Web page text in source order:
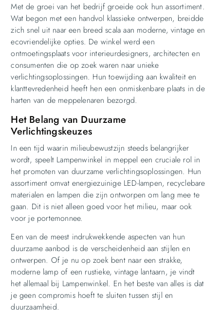
Met de groei van het bedrijf groeide ook hun assortiment.
Wat begon met een handvol klassieke ontwerpen, breidde
zich snel uit naar een breed scala aan moderne, vintage en
ecovriendelijke opties. De winkel werd een
ontmoetingsplaats voor interieurdesigners, architecten en
consumenten die op zoek waren naar unieke
verlichtingsoplossingen. Hun toewijding aan kwaliteit en
klanttevredenheid heeft hen een onmiskenbare plaats in de
harten van de meppelenaren bezorgd.
Het Belang van Duurzame
Verlichtingskeuzes
In een tijd waarin milieubewustzijn steeds belangrijker
wordt, speelt Lampenwinkel in meppel een cruciale rol in
het promoten van duurzame verlichtingsoplossingen. Hun
assortiment omvat energiezuinige LED-lampen, recyclebare
materialen en lampen die zijn ontworpen om lang mee te
gaan. Dit is niet alleen goed voor het milieu, maar ook
voor je portemonnee.
Een van de meest indrukwekkende aspecten van hun
duurzame aanbod is de verscheidenheid aan stijlen en
ontwerpen. Of je nu op zoek bent naar een strakke,
moderne lamp of een rustieke, vintage lantaarn, je vindt
het allemaal bij Lampenwinkel. En het beste van alles is dat
je geen compromis hoeft te sluiten tussen stijl en
duurzaamheid.